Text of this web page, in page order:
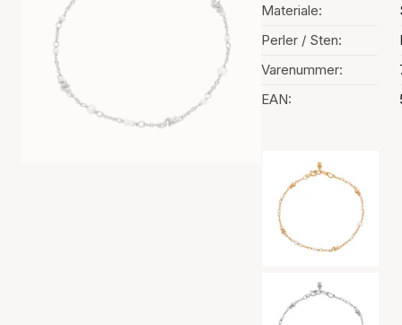
Materiale:
Perler / Sten:
Varenummer:
EAN:
Valg af farve